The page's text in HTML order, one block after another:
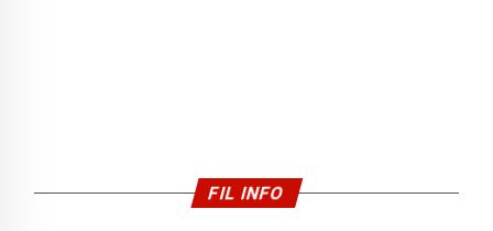
FIL INFO